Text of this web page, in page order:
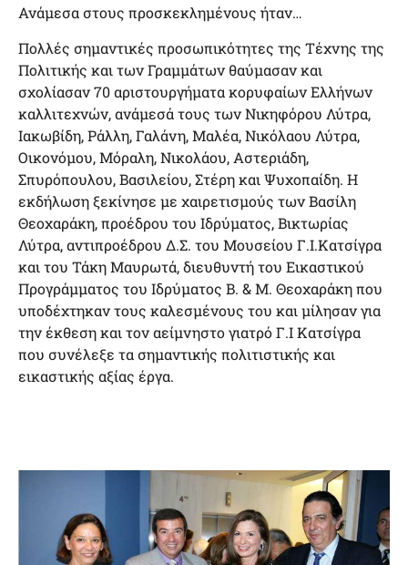
Ανάμεσα στους προσκεκλημένους ήταν…
Πολλές σημαντικές προσωπικότητες της Τέχνης της
Πολιτικής και των Γραμμάτων θαύμασαν και
σχολίασαν 70 αριστουργήματα κορυφαίων Ελλήνων
καλλιτεχνών, ανάμεσά τους των Νικηφόρου Λύτρα,
Ιακωβίδη, Ράλλη, Γαλάνη, Μαλέα, Νικόλαου Λύτρα,
Οικονόμου, Μόραλη, Νικολάου, Αστεριάδη,
Σπυρόπουλου, Βασιλείου, Στέρη και Ψυχοπαίδη. Η
εκδήλωση ξεκίνησε με χαιρετισμούς των Βασίλη
Θεοχαράκη, προέδρου του Ιδρύματος, Βικτωρίας
Λύτρα, αντιπροέδρου Δ.Σ. του Μουσείου Γ.Ι.Κατσίγρα
και του Τάκη Μαυρωτά, διευθυντή του Εικαστικού
Προγράμματος του Ιδρύματος Β. & Μ. Θεοχαράκη που
υποδέχτηκαν τους καλεσμένους του και μίλησαν για
την έκθεση και τον αείμνηστο γιατρό Γ.Ι Κατσίγρα
που συνέλεξε τα σημαντικής πολιτιστικής και
εικαστικής αξίας έργα.